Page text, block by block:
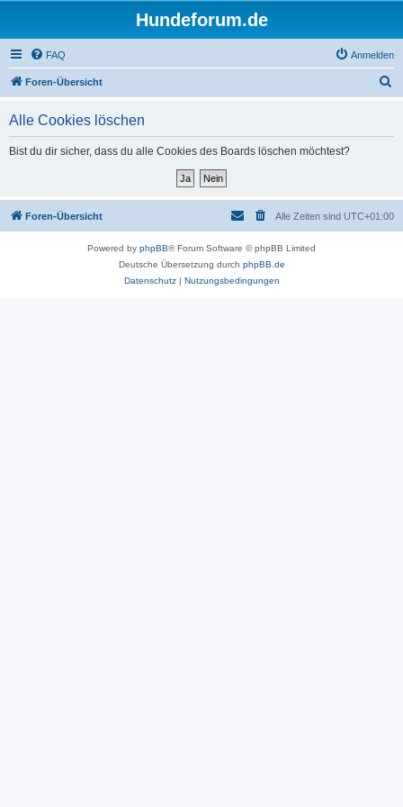
Hundeforum.de
FAQ Anmelden
Foren-Übersicht
Alle Cookies löschen
Bist du dir sicher, dass du alle Cookies des Boards löschen möchtest?
Foren-Übersicht Alle Zeiten sind UTC+01:00
Powered by phpBB® Forum Software © phpBB Limited
Deutsche Übersetzung durch phpBB.de
Datenschutz| Nutzungsbedingungen